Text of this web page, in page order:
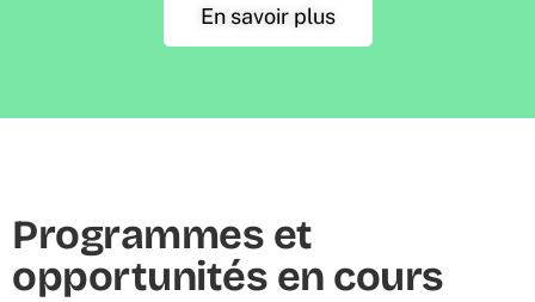
En savoir plus
Programmes et
opportunités en cours